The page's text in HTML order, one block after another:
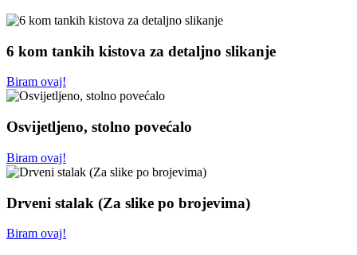
6 kom tankih kistova za detaljno slikanje
Biram ovaj!
Osvijetljeno, stolno povećalo
Biram ovaj!
Drveni stalak (Za slike po brojevima)
Biram ovaj!